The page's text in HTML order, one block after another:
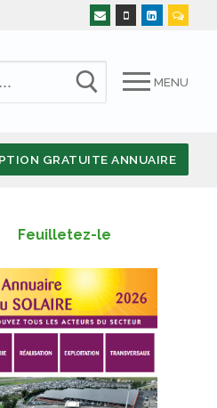
MENU
GRATUITE ANNUAIRE
Feuilletez-le